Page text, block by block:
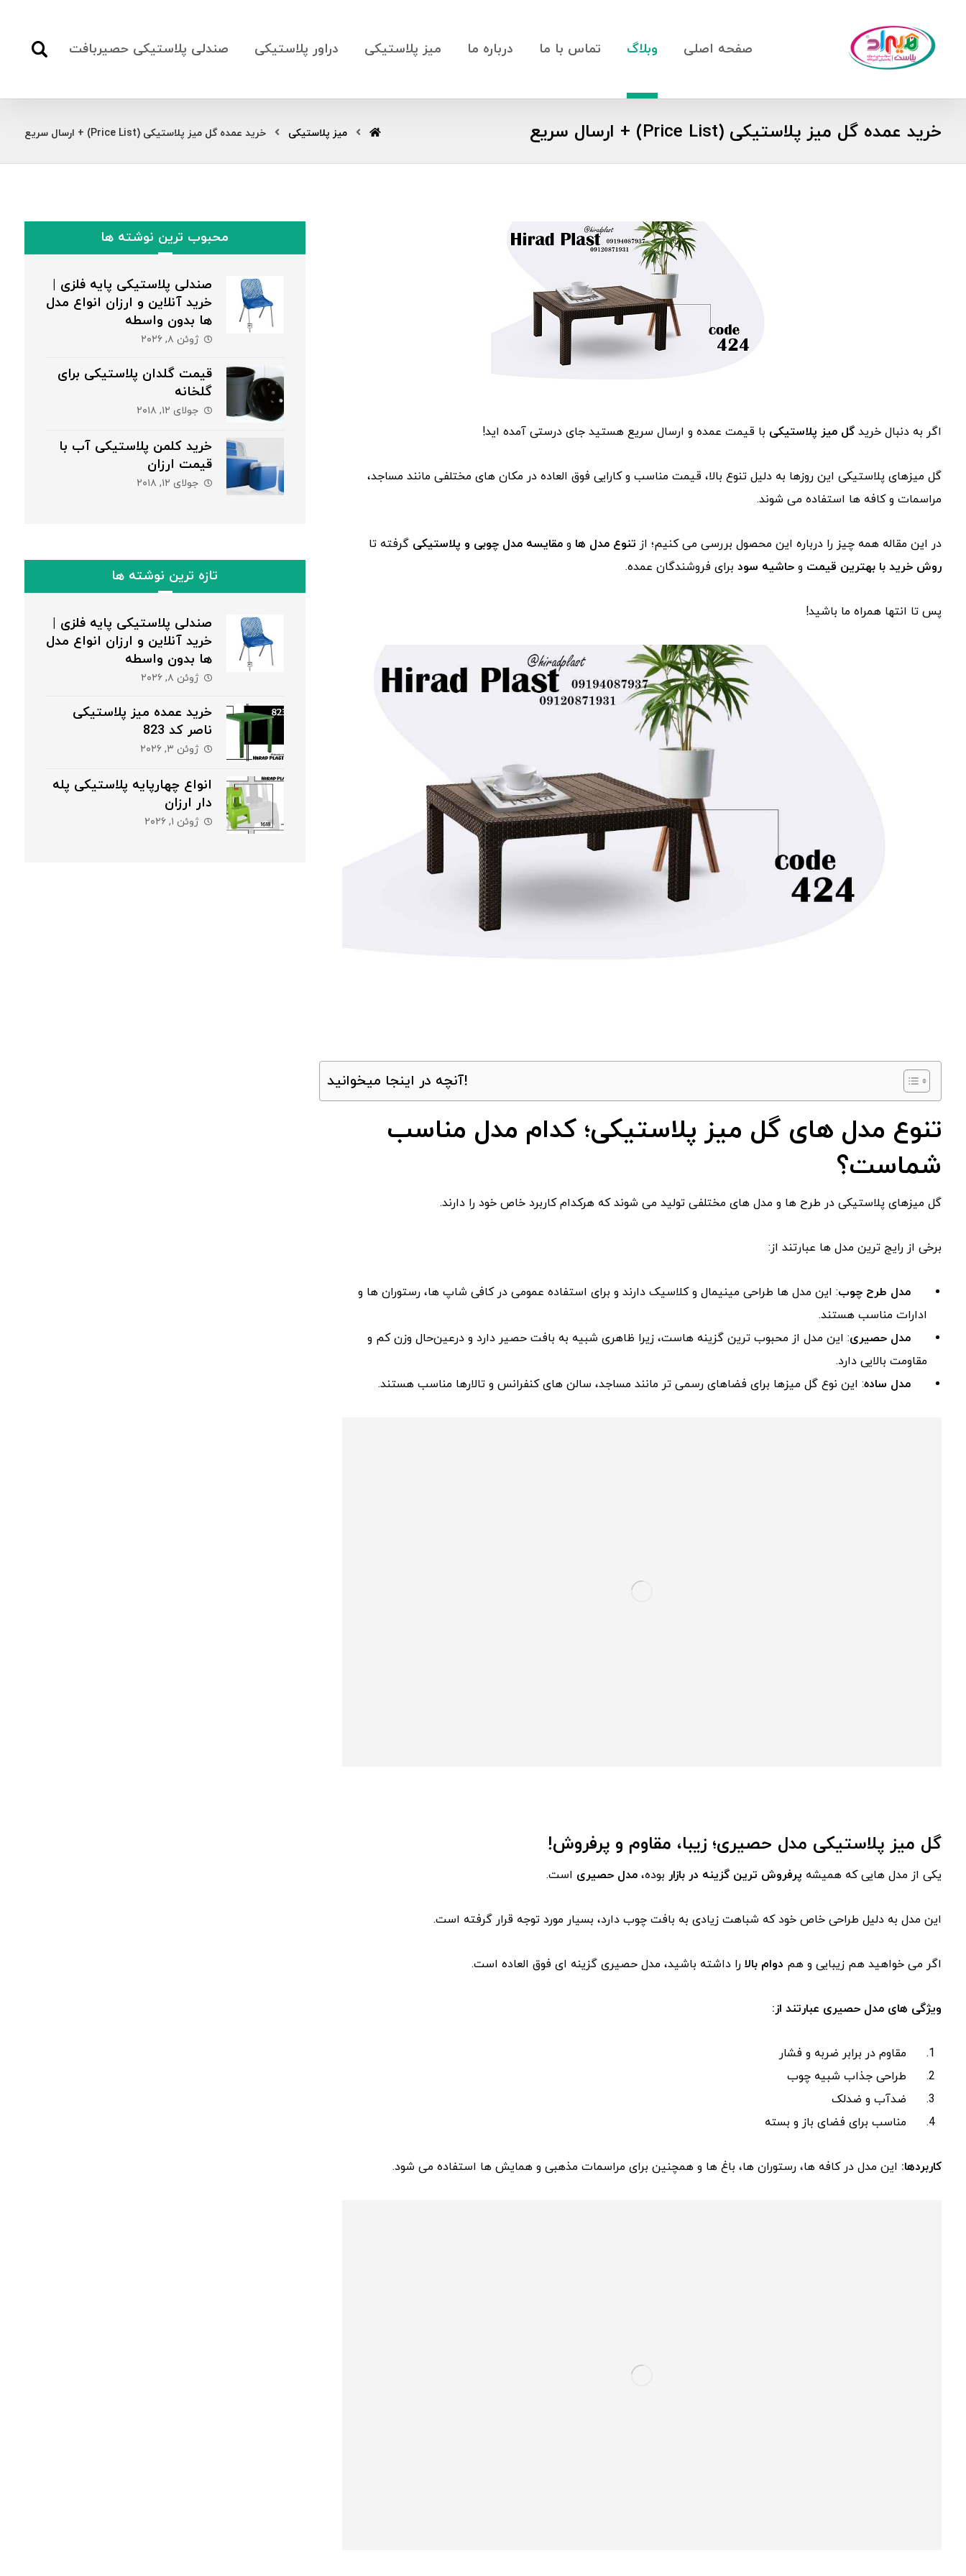
صفحه اصلی وبلاگ تماس با ما درباره ما میز پلاستیکی دراور پلاستیکی صندلی پلاستیکی حصیربافت
خرید عمده گل میز پلاستیکی (Price List) + ارسال سریع میز پلاستیکی خرید عمده گل میز پلاستیکی (Price List) + ارسال سریع
اگر به دنبال خرید گل میز پلاستیکی با قیمت عمده و ارسال سریع هستید جای درستی آمده اید!
گل میزهای پلاستیکی این روزها به دلیل تنوع بالا، قیمت مناسب و کارایی فوق العاده در مکان های مختلفی مانند مساجد،
مراسمات و کافه ها استفاده می شوند.
در این مقاله همه چیز را درباره این محصول بررسی می کنیم؛ از تنوع مدل ها و مقایسه مدل چوبی و پلاستیکی گرفته تا
روش خرید با بهترین قیمت و حاشیه سودبرای فروشندگان عمده.
پس تا انتها همراه ما باشید!
آنچه در اینجا میخوانید!
تنوع مدل های گل میز پلاستیکی؛ کدام مدل مناسب
شماست؟
گل میزهای پلاستیکی در طرح ها و مدل های مختلفی تولید می شوند که هرکدام کاربرد خاص خود را دارند.
برخی از رایج ترین مدل ها عبارتند از:
مدل طرح چوب: این مدل ها طراحی مینیمال و کلاسیک دارند و برای استفاده عمومی در کافی شاپ ها، رستوران ها و
ادارات مناسب هستند.
مدل حصیری: این مدل از محبوب ترین گزینه هاست، زیرا ظاهری شبیه به بافت حصیر دارد و درعین‌حال وزن کم و
مقاومت بالایی دارد.
مدل ساده: این نوع گل میزها برای فضاهای رسمی تر مانند مساجد، سالن های کنفرانس و تالارها مناسب هستند.
گل میز پلاستیکی مدل حصیری؛ زیبا، مقاوم و پرفروش!
یکی از مدل هایی که همیشه پرفروش ترین گزینه در بازار بوده، مدل حصیری است.
این مدل به دلیل طراحی خاص خود که شباهت زیادی به بافت چوب دارد، بسیار مورد توجه قرار گرفته است.
اگر می خواهید هم زیبایی و هم دوام بالارا داشته باشید، مدل حصیری گزینه ای فوق العاده است.
ویژگی های مدل حصیری عبارتند از:
مقاوم در برابر ضربه و فشار
طراحی جذاب شبیه چوب
ضدآب و ضدلک
مناسب برای فضای باز و بسته
کاربردها: این مدل در کافه ها، رستوران ها، باغ ها و همچنین برای مراسمات مذهبی و همایش ها استفاده می شود.
محبوب ترین نوشته ها
صندلی پلاستیکی پایه فلزی |
خرید آنلاین و ارزان انواع مدل
ها بدون واسطه
ژوئن ۸, ۲۰۲۶
قیمت گلدان پلاستیکی برای
گلخانه
جولای ۱۲, ۲۰۱۸
خرید کلمن پلاستیکی آب با
قیمت ارزان
جولای ۱۲, ۲۰۱۸
تازه ترین نوشته ها
صندلی پلاستیکی پایه فلزی |
خرید آنلاین و ارزان انواع مدل
ها بدون واسطه
ژوئن ۸, ۲۰۲۶
خرید عمده میز پلاستیکی
ناصر کد 823
ژوئن ۳, ۲۰۲۶
انواع چهارپایه پلاستیکی پله
دار ارزان
ژوئن ۱, ۲۰۲۶